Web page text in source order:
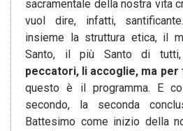
sacramentale della nostra vita
vuol dire, infatti,
insieme la struttura etica, il
Santo, il più Santo di tutti,
peccatori, li accoglie, ma
questo è il programma. E
secondo, la seconda
Battesimo come inizio della